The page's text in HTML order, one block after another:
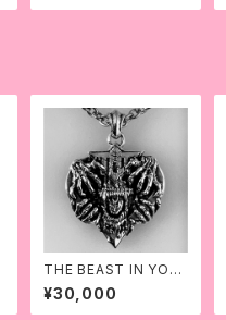
THE BEAST IN YOU
R HEART
¥30,000